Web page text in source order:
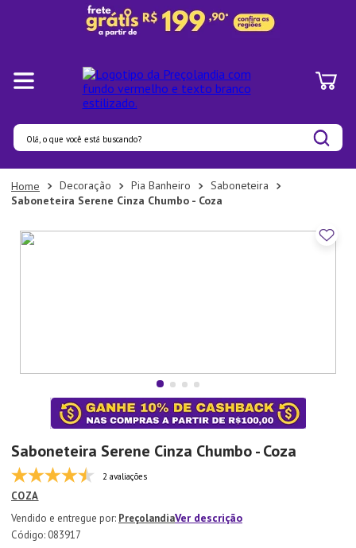
Olá, o que você está buscando?
Decoração Pia Banheiro
Saboneteira
Saboneteira Serene Cinza Chumbo - Coza
Saboneteira Serene Cinza Chumbo - Coza
2 avaliações
COZA
PreçolandiaVer descrição
: 083917
Termos mais buscados
1º
Panelas
2º
Pratos
7º
Tapete
Aparelho Jantar
Xicara
10º Lixeira